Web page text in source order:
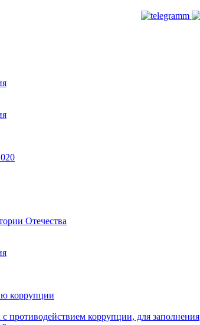
Отечества
коррупции
противодействием коррупции, для заполнения